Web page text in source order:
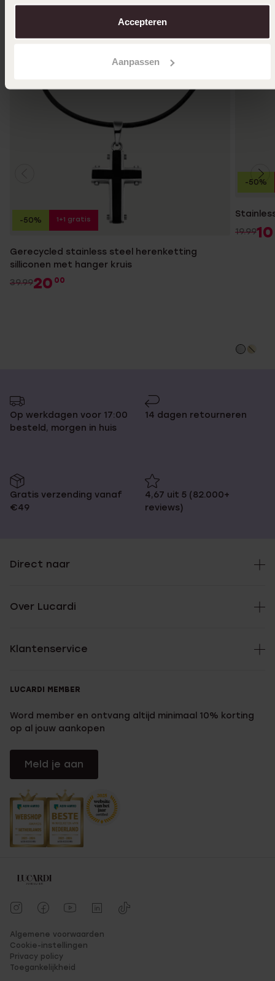
over in onscookiebeleid.
Accepteren
Aanpassen
Gerecycled stainless steel herenketting
silliconen met hanger kruis
39.9920 00
-50% 1+1 gratis
19.9910
-50%
Op werkdagen voor 17:00
besteld, morgen in huis
14 dagen retourneren
Gratis verzending vanaf
€49
4,67 uit 5 (82.000+
reviews)
Direct naar
Over Lucardi
Klantenservice
LUCARDI MEMBER
Word member en ontvang altijd minimaal 10% korting
op al jouw aankopen
Meld je aan
Algemene voorwaarden
Cookie-instellingen
Privacy policy
Toegankelijkheid